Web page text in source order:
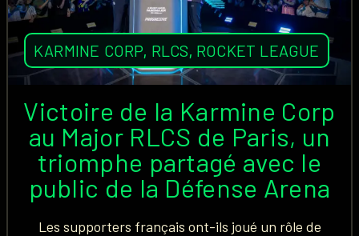
KARMINE CORP, RLCS, ROCKET LEAGUE
Victoire de la Karmine Corp
au Major RLCS de Paris, un
triomphe partagé avec le
public de la Défense Arena
Les supporters français ont-ils joué un rôle de